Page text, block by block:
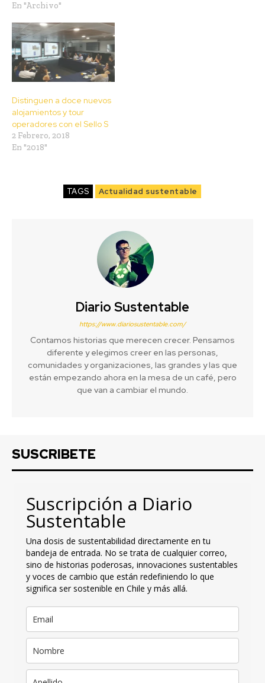
En "Archivo"
Distinguen a doce nuevos
alojamientos y tour
operadores con el Sello S
2 Febrero, 2018
En "2018"
TAGS Actualidad sustentable
Diario Sustentable
https://www.diariosustentable.com/
Contamos historias que merecen crecer. Pensamos
diferente y elegimos creer en las personas,
comunidades y organizaciones, las grandes y las que
están empezando ahora en la mesa de un café, pero
que van a cambiar el mundo.
SUSCRIBETE
Suscripción a Diario
Sustentable
Una dosis de sustentabilidad directamente en tu
bandeja de entrada. No se trata de cualquier correo,
sino de historias poderosas, innovaciones sustentables
y voces de cambio que están redefiniendo lo que
significa ser sostenible en Chile y más allá.